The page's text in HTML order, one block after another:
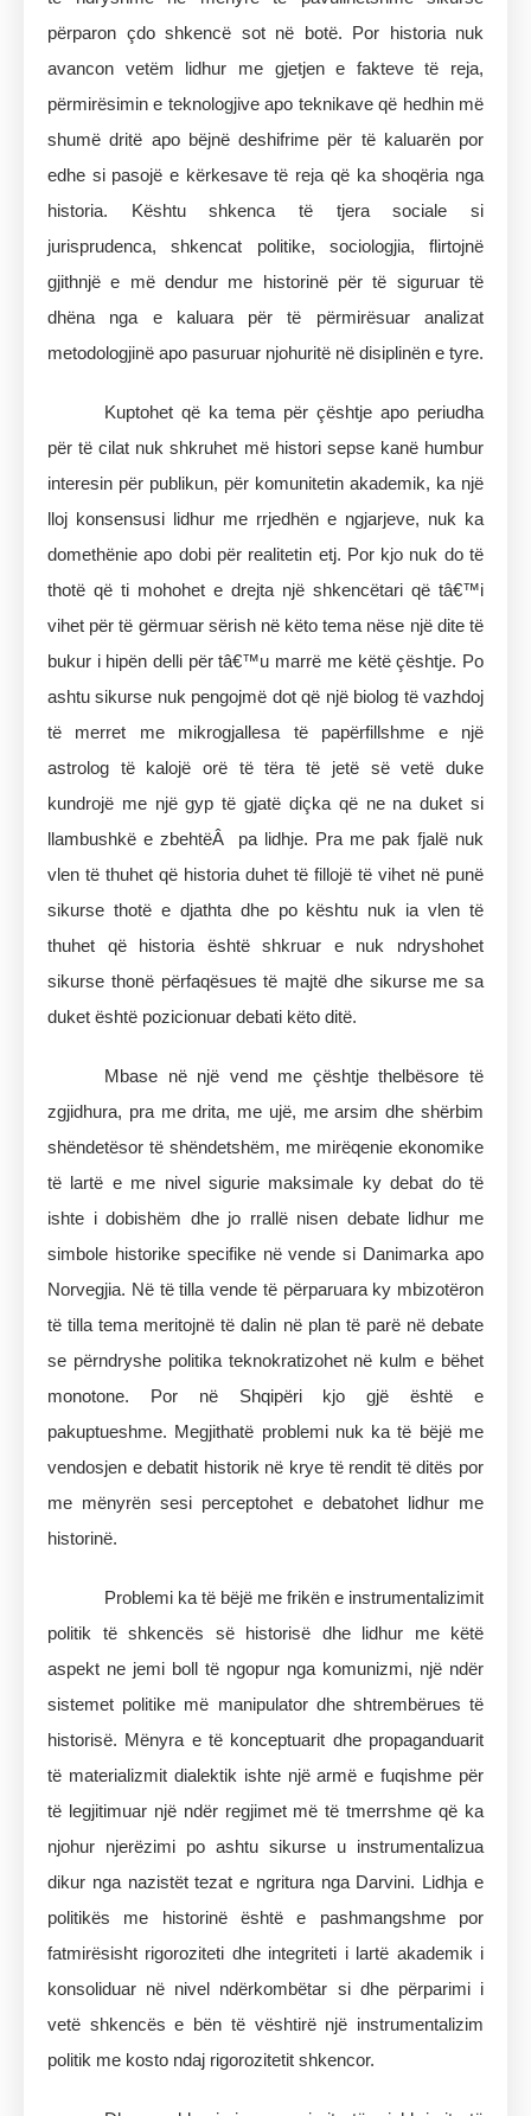
përparon çdo shkencë sot në botë. Por historia nuk
avancon vetëm lidhur me gjetjen e fakteve të reja,
përmirësimin e teknologjive apo teknikave që hedhin më
shumë dritë apo bëjnë deshifrime për të kaluarën por
edhe si pasojë e kërkesave të reja që ka shoqëria nga
historia. Kështu shkenca të tjera sociale si
jurisprudenca, shkencat politike, sociologjia, flirtojnë
gjithnjë e më dendur me historinë për të siguruar të
dhëna nga e kaluara për të përmirësuar analizat
metodologjinë apo pasuruar njohuritë në disiplinën e tyre.
Kuptohet që ka tema për çështje apo periudha
për të cilat nuk shkruhet më histori sepse kanë humbur
interesin për publikun, për komunitetin akademik, ka një
lloj konsensusi lidhur me rrjedhën e ngjarjeve, nuk ka
domethënie apo dobi për realitetin etj. Por kjo nuk do të
thotë që ti mohohet e drejta një shkencëtari që tâ€™i
vihet për të gërmuar sërish në këto tema nëse një dite të
bukur i hipën delli për tâ€™u marrë me këtë çështje. Po
ashtu sikurse nuk pengojmë dot që një biolog të vazhdoj
të merret me mikrogjallesa të papërfillshme e një
astrolog të kalojë orë të tëra të jetë së vetë duke
kundrojë me një gyp të gjatë diçka që ne na duket si
llambushkë e zbehtëÂ pa lidhje. Pra me pak fjalë nuk
vlen të thuhet që historia duhet të fillojë të vihet në punë
sikurse thotë e djathta dhe po kështu nuk ia vlen të
thuhet që historia është shkruar e nuk ndryshohet
sikurse thonë përfaqësues të majtë dhe sikurse me sa
duket është pozicionuar debati këto ditë.
Mbase në një vend me çështje thelbësore të
zgjidhura, pra me drita, me ujë, me arsim dhe shërbim
shëndetësor të shëndetshëm, me mirëqenie ekonomike
të lartë e me nivel sigurie maksimale ky debat do të
ishte i dobishëm dhe jo rrallë nisen debate lidhur me
simbole historike specifike në vende si Danimarka apo
Norvegjia. Në të tilla vende të përparuara ky mbizotëron
të tilla tema meritojnë të dalin në plan të parë në debate
se përndryshe politika teknokratizohet në kulm e bëhet
monotone. Por në Shqipëri kjo gjë është e
pakuptueshme. Megjithatë problemi nuk ka të bëjë me
vendosjen e debatit historik në krye të rendit të ditës por
me mënyrën sesi perceptohet e debatohet lidhur me
historinë.
Problemi ka të bëjë me frikën e instrumentalizimit
politik të shkencës së historisë dhe lidhur me këtë
aspekt ne jemi boll të ngopur nga komunizmi, një ndër
sistemet politike më manipulator dhe shtrembërues të
historisë. Mënyra e të konceptuarit dhe propaganduarit
të materializmit dialektik ishte një armë e fuqishme për
të legjitimuar një ndër regjimet më të tmerrshme që ka
njohur njerëzimi po ashtu sikurse u instrumentalizua
dikur nga nazistët tezat e ngritura nga Darvini. Lidhja e
politikës me historinë është e pashmangshme por
fatmirësisht rigoroziteti dhe integriteti i lartë akademik i
konsoliduar në nivel ndërkombëtar si dhe përparimi i
vetë shkencës e bën të vështirë një instrumentalizim
politik me kosto ndaj rigorozitetit shkencor.